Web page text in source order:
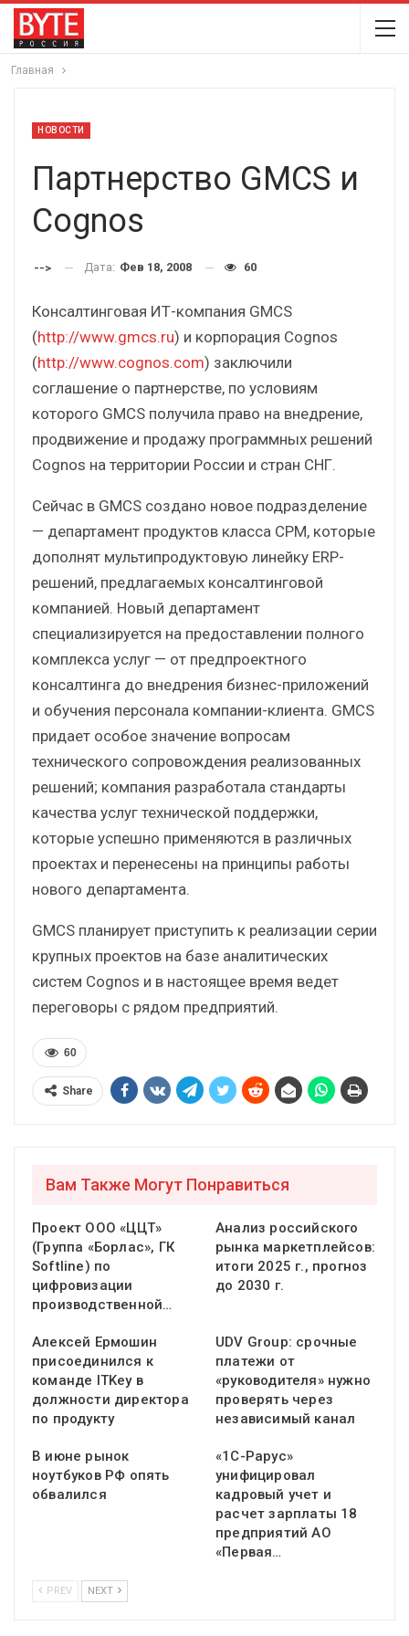
Главная
НОВОСТИ
Партнерство GMCS и
Cognos
--> Дата: Фев 18, 2008 60
Консалтинговая ИТ-компания GMCS
(http://www.gmcs.ru) и корпорация Cognos
(http://www.cognos.com) заключили
соглашение о партнерстве, по условиям
которого GMCS получила право на внедрение,
продвижение и продажу программных решений
Сognоs на территории России и стран СНГ.
Сейчас в GMCS создано новое подразделение
— департамент продуктов класса СPM, которые
дополнят мультипродуктовую линейку ERP-
решений, предлагаемых консалтинговой
компанией. Новый департамент
специализируется на предоставлении полного
комплекса услуг — от предпроектного
консалтинга до внедрения бизнес-приложений
и обучения персонала компании-клиента. GMCS
придает особое значение вопросам
технического сопровождения реализованных
решений; компания разработала стандарты
качества услуг технической поддержки,
которые успешно применяются в различных
проектах и перенесены на принципы работы
нового департамента.
GMCS планирует приступить к реализации серии
крупных проектов на базе аналитических
систем Cognos и в настоящее время ведет
переговоры с рядом предприятий.
60
Share
Вам Также Могут Понравиться
Проект ООО «ЦЦТ»
(Группа «Борлас», ГК
Softline) по
цифровизации
производственной…
Анализ российского
рынка маркетплейсов:
итоги 2025 г., прогноз
до 2030 г.
Алексей Ермошин
присоединился к
команде ITKey в
должности директора
по продукту
UDV Group: срочные
платежи от
«руководителя» нужно
проверять через
независимый канал
В июне рынок
ноутбуков РФ опять
обвалился
«1С-Рарус»
унифицировал
кадровый учет и
расчет зарплаты 18
предприятий АО
«Первая…
PREV NEXT